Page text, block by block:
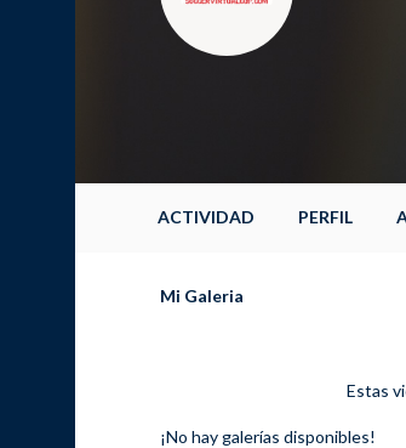
ACTIVIDAD PERFIL
Mi Galeria
Estas
¡No hay galerías disponibles!